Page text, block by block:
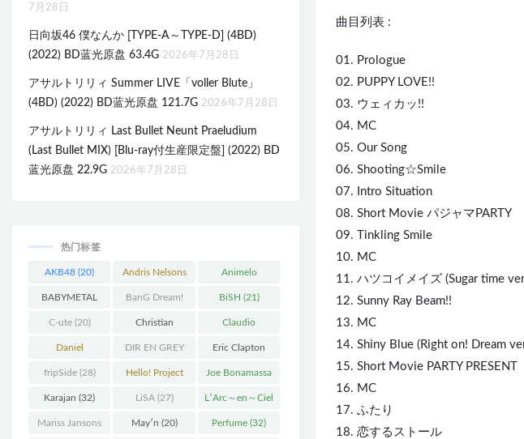
曲目列表 :
01. Prologue
02. PUPPY LOVE!!
03. ウェィカッ!!
04. MC
05. Our Song
06. Shooting☆Smile
07. Intro Situation
08. Short Movie パジャマPARTY
09. Tinkling Smile
10. MC
11. ハツコイメイズ (Sugar time
12. Sunny Ray Beam!!
13. MC
14. Shiny Blue (Right on! Dream
15. Short Movie PARTY PRESENT
16. MC
17. ふたり
18. 恋するストール
7月28日
日向坂46 僕なんか [TYPE-A～TYPE-D] (4BD)
(2022) BD蓝光原盘 63.4G 2026年7月28日
アサルトリリィ Summer LIVE「voller Blute」
(4BD) (2022) BD蓝光原盘 121.7G 2026年7月28日
アサルトリリィ Last Bullet Neunt Praeludium
(Last Bullet MIX) [Blu-ray付生産限定盤] (2022) BD
蓝光原盘 22.9G 2026年7月28日
热门标签
AKB48 (20) Andris Nelsons
(22)
Animelo
Summer Live
(34)
BABYMETAL
(22)
BanG Dream!
(48)
BiSH (21)
C-ute(20) Christian
Thielemann(36)
Claudio
Abbado(25)
Daniel
Barenboim(37)
DIR EN GREY
(27)
Eric Clapton
(27)
fripSide(28) Hello! Project
(58)
Joe Bonamassa
(20)
Karajan (32) LiSA(27) L′Arc～en～Ciel
(41)
Mariss Jansons May′n (20) Perfume (32)